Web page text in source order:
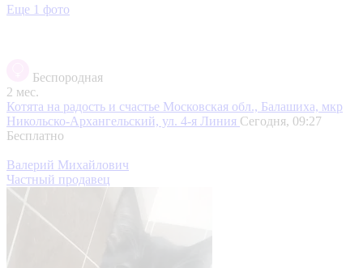
Еще 1 фото
Беспородная
2 мес.
Котята на радость и счастье Московская обл., Балашиха, мкр
Никольско-Архангельский, ул. 4-я Линия Сегодня, 09:27
Бесплатно
Валерий Михайлович
Частный продавец